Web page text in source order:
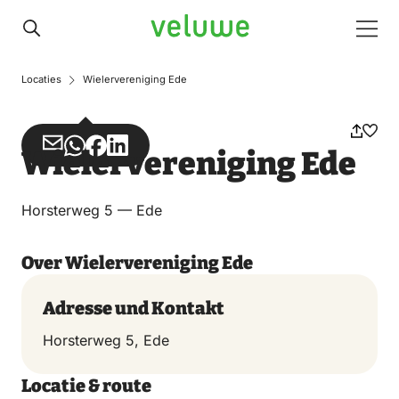
Veluwe
Locaties Wielervereniging Ede
Teilen
über
Teilen
über
Teilen
auf
Teilen
auf
Wielervereniging Ede
Horsterweg 5 — Ede
Over Wielervereniging Ede
Adresse und Kontakt
Horsterweg 5, Ede
Locatie & route